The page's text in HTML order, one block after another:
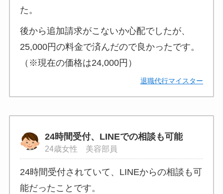
た。
後から追加請求がこないか心配でしたが、
25,000円の料金で済んだので良かったです。
（※現在の価格は24,000円）
退職代行マイスター
24時間受付、LINEでの相談も可能
24歳女性 美容部員
24時間受付されていて、LINEからの相談も可
能だったことです。